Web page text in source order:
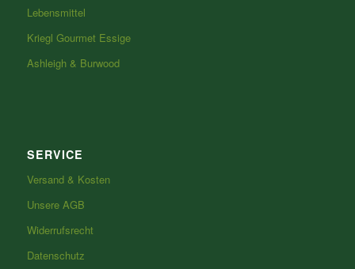
Lebensmittel
Kriegl Gourmet Essige
Ashleigh & Burwood
SERVICE
Versand & Kosten
Unsere AGB
Widerrufsrecht
Datenschutz